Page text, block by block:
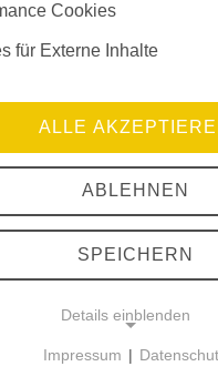
verwendet Cookies.
Informationen
gespeichert werden.
Webseite
- dann handelt es sich um
von bestimmten Dritten,
in Anspruch nimmt; in
Party Cookies“.
um bestimmte
wie
Cookies
für Externe Inhalte
ALLE
ABLEHNEN
SPEICHERN
Details einblenden
Impressum